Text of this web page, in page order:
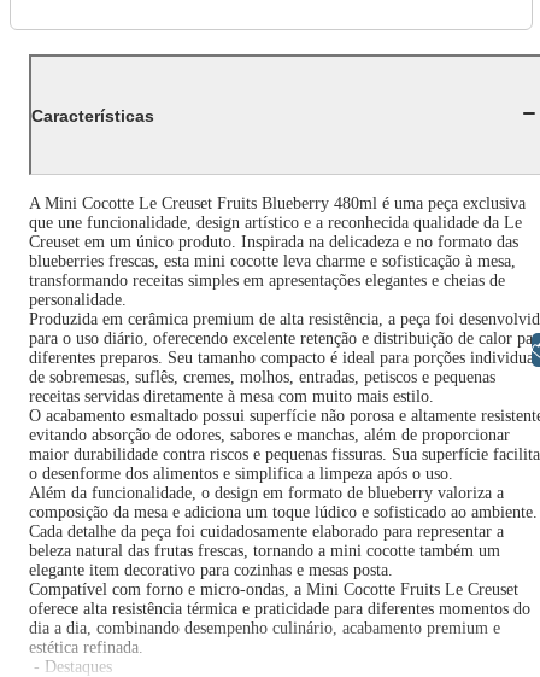
Características
A Mini Cocotte Le Creuset Fruits Blueberry 480ml é uma peça exclusiva
que une funcionalidade, design artístico e a reconhecida qualidade da Le
Creuset em um único produto. Inspirada na delicadeza e no formato das
blueberries frescas, esta mini cocotte leva charme e sofisticação à mesa,
transformando receitas simples em apresentações elegantes e cheias de
personalidade.
Produzida em cerâmica premium de alta resistência, a peça foi
para o uso diário, oferecendo excelente retenção e distribuição de calor
diferentes preparos. Seu tamanho compacto é ideal para porções
de sobremesas, suflês, cremes, molhos, entradas, petiscos e pequenas
receitas servidas diretamente à mesa com muito mais estilo.
O acabamento esmaltado possui superfície não porosa e altamente
evitando absorção de odores, sabores e manchas, além de proporcionar
maior durabilidade contra riscos e pequenas fissuras. Sua superfície facilita
o desenforme dos alimentos e simplifica a limpeza após o uso.
Além da funcionalidade, o design em formato de blueberry valoriza a
composição da mesa e adiciona um toque lúdico e sofisticado ao ambiente.
Cada detalhe da peça foi cuidadosamente elaborado para representar a
beleza natural das frutas frescas, tornando a mini cocotte também um
elegante item decorativo para cozinhas e mesas posta.
Compatível com forno e micro-ondas, a Mini Cocotte Fruits Le Creuset
oferece alta resistência térmica e praticidade para diferentes momentos do
dia a dia, combinando desempenho culinário, acabamento premium e
estética refinada.
- Destaques
Libras